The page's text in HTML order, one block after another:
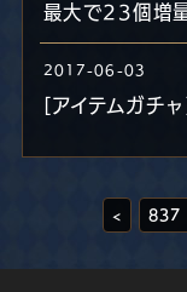
2017-06-03
< 837